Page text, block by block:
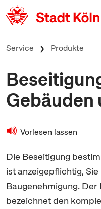
zum Inhalt springen
Service Produkte
Gebäuden
Vorlesen lassen
Die Beseitigung
ist anzeigepflichtig,
Baugenehmigung.
bezeichnet den